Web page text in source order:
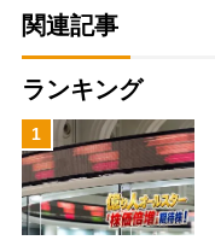
関連記事
ランキング
1